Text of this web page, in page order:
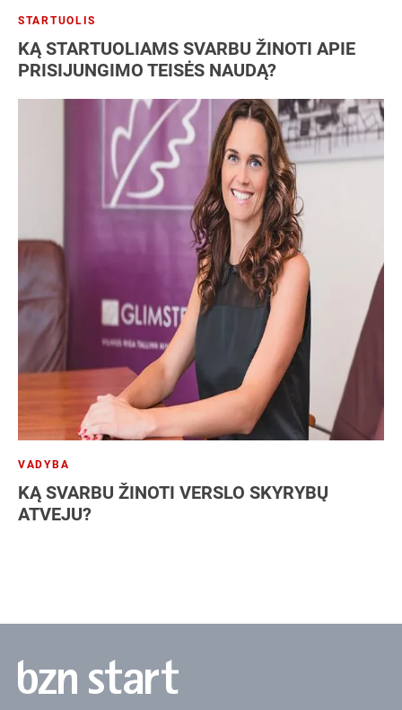
STARTUOLIS
KĄ STARTUOLIAMS SVARBU ŽINOTI APIE
PRISIJUNGIMO TEISĖS NAUDĄ?
VADYBA
KĄ SVARBU ŽINOTI VERSLO SKYRYBŲ
ATVEJU?